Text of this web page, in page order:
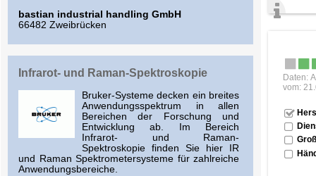
bastian industrial handling GmbH
66482 Zweibrücken
Infrarot- und Raman-Spektroskopie
Bruker-Systeme decken ein breites
Anwendungsspektrum in allen
Bereichen der Forschung und
Entwicklung ab. Im Bereich
Infrarot- und Raman-
Spektroskopie finden Sie hier IR
und Raman Spektrometersysteme für zahlreiche
Anwendungsbereiche.
Daten:
vom: